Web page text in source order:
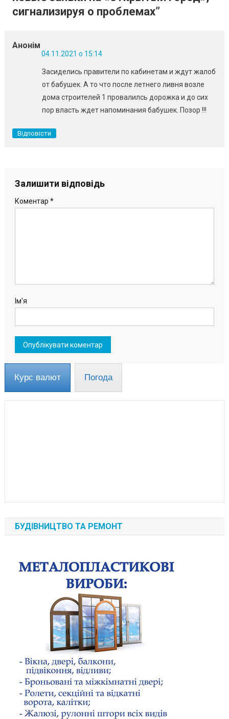
сигнализируя о проблемах”
Анонім
04.11.2021 о 15:14
Засиделись правители по кабинетам и ждут жалоб
от бабушек. А то что после летнего ливня возле
дома строителей 1 провалилсь дорожка и до сих
пор власть ждет напоминания бабушек. Позор !!!
Відповісти
Залишити відповідь
Коментар *
Ім'я
Курс валют Погода
БУДІВНИЦТВО ТА РЕМОНТ